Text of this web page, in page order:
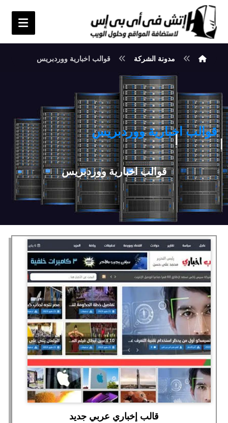
مدونة الشركة قوالب اخبارية ووردبريس
قوالب اخبارية ووردبريس
قوالب اخبارية ووردبريس
قالب إخباري عربي جديد